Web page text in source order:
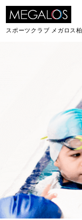
スポーツクラブ メガロス柏